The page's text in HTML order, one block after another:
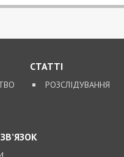
СТАТТІ
РОЗСЛІДУВАННЯ